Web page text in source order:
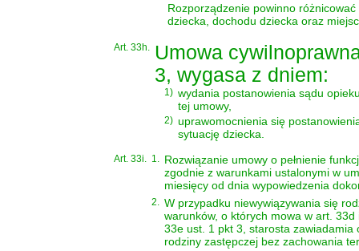
Rozporządzenie powinno
dziecka, dochodu dziecka oraz
Art. 33h.
Umowa
3, wygasa z dniem:
1) wydania postanowienia sądu
tej umowy,
2) uprawomocnienia się
sytuację dziecka.
Art. 33i. 1.
Rozwiązanie umowy o pełnienie
zgodnie z warunkami ustalonymi w
miesięcy od dnia wypowiedzenia
2.
W przypadku niewywiązywania się
warunków, o których mowa w art.
33e ust. 1 pkt 3, starosta zawiadamia
rodziny zastępczej bez zachowania